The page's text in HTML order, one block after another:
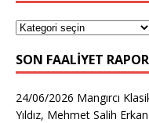
SON FAALIYET
24/06/2026 Mangırcı
Yıldız, Mehmet Salih Erkan